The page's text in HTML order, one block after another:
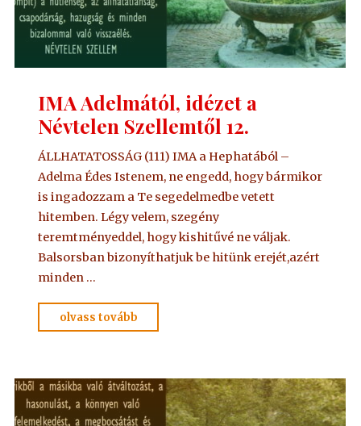
IMA Adelmától, idézet a
Névtelen Szellemtől 12.
ÁLLHATATOSSÁG (111) IMA a Hephatából –
Adelma Édes Istenem, ne engedd, hogy bármikor
is ingadozzam a Te segedelmedbe vetett
hitemben. Légy velem, szegény
teremtményeddel, hogy kishitűvé ne váljak.
Balsorsban bizonyíthatjuk be hitünk erejét,azért
minden …
olvass tovább
Adelmától,
a
Névtelen
Szellemtől